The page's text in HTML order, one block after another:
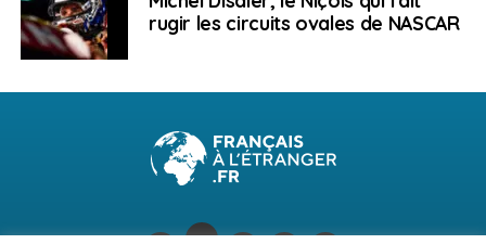
rugir les circuits ovales de NASCAR